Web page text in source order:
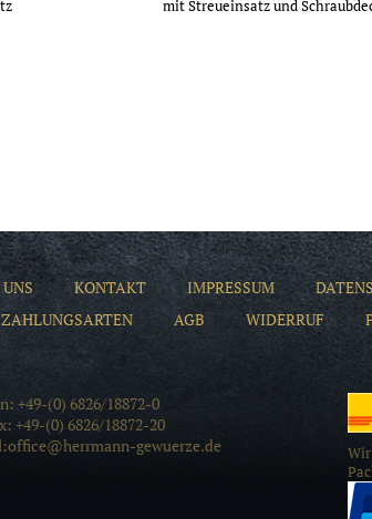
mit Streueinsatz und
KONTAKT IMPRESSUM
AGB WIDERRUF
+49-(0) 6826/18872-0
+49-(0) 6826/18872-20
gewuerze.de